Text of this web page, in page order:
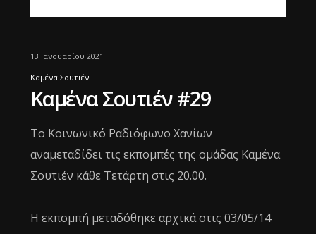
13 Ιανουαρίου 2021
Καμένα Σουτιέν
Καμένα Σουτιέν #29
Το Κοινωνικό Ραδιόφωνο Χανίων
αναμεταδίδει τις εκπομπές της ομάδας Καμένα
Σουτιέν κάθε Τετάρτη στις 20.00.
Η εκπομπή μεταδόθηκε αρχικά στις 03/05/14